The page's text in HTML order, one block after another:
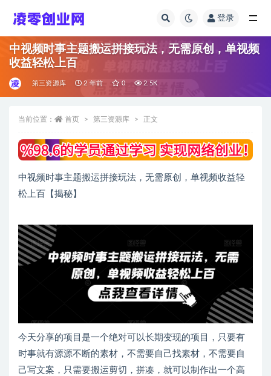
登录
中视频时事主题搬运拼接玩法，无需原创，单视频
收益轻松上百
第三资源库 2 年前 0 2.5K
当前位置： 首页 第三资源库 正文
中视频时事主题搬运拼接玩法，无需原创，单视频收益轻
松上百【揭秘】
今天分享的项目是一个绝对可以长期变现的项目，只要有
时事就有源源不断的素材，不需要自己找素材，不需要自
己写文案，只需要搬运剪切，拼凑，就可以制作出一个高